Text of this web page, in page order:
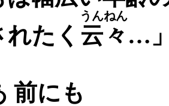
たく 云々
うんねん
…
前にも